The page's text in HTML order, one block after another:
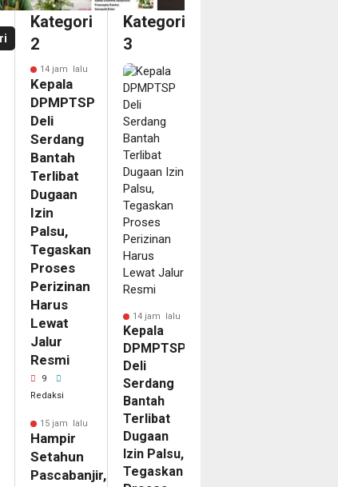
Kategori
2
14 jam lalu
Kepala
DPMPTSP
Deli
Serdang
Bantah
Terlibat
Dugaan
Izin
Palsu,
Tegaskan
Proses
Perizinan
Harus
Lewat
Jalur
Resmi
9
Redaksi
15 jam lalu
Hampir
Setahun
Pascabanjir,
Kategori
3
14 jam lalu
Kepala
DPMPTSP
Deli
Serdang
Bantah
Terlibat
Dugaan
Izin Palsu,
Tegaskan